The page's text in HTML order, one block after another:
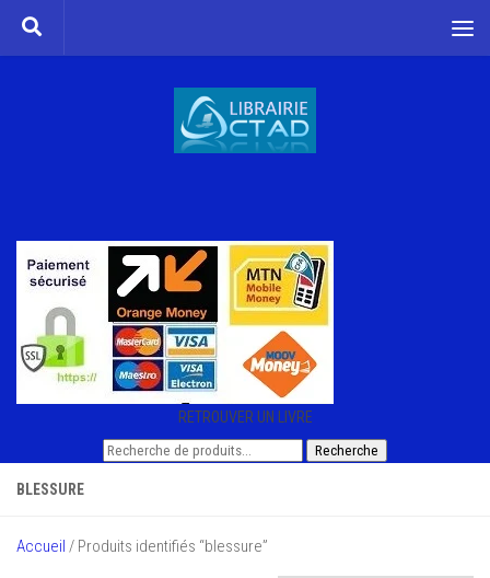
Skip to content
RETROUVER UN LIVRE
Recherche
Recherche
BLESSURE
Accueil / Produits identifiés “blessure”